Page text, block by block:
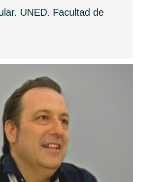
UNED. Facultad de